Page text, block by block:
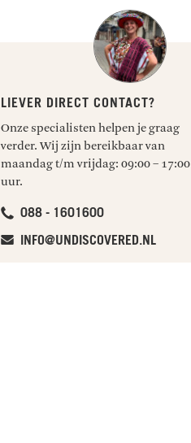
LIEVER DIRECT CONTACT?
Onze specialisten helpen je graag
verder. Wij zijn bereikbaar van
maandag t/m vrijdag: 09:00 – 17:00
uur.
088 - 1601600
INFO@UNDISCOVERED.NL